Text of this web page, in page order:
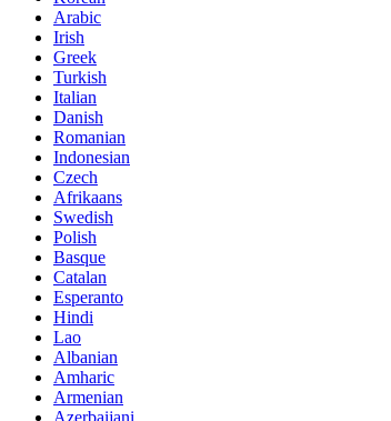
Arabic
Irish
Greek
Turkish
Italian
Danish
Romanian
Indonesian
Czech
Afrikaans
Swedish
Polish
Basque
Catalan
Esperanto
Hindi
Lao
Albanian
Amharic
Armenian
Azerbaijani